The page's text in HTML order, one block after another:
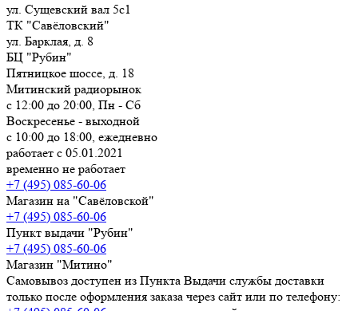
ул. Сущевский вал 5с1
ТК "Савёловский"
ул. Барклая, д. 8
БЦ "Рубин"
Пятницкое шоссе, д. 18
Митинский радиорынок
с 12:00 до 20:00, Пн - Сб
Воскресенье - выходной
с 10:00 до 18:00, ежедневно
работает с 05.01.2021
временно не работает
+7 (495) 085-60-06
Магазин на "Савёловской"
+7 (495) 085-60-06
Пункт выдачи "Рубин"
+7 (495) 085-60-06
Магазин "Митино"
Самовывоз доступен из Пункта Выдачи службы доставки
только после оформления заказа через сайт или по телефону: